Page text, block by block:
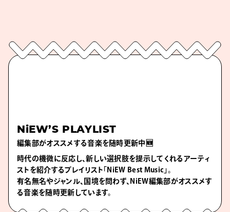
NiEW’S PLAYLIST
編集部がオススメする音楽を随時更新中🆕
時代の機微に反応し、新しい選択肢を提示してくれるアーティ
ストを紹介するプレイリスト「NiEW Best Music」。
有名無名やジャンル、国境を問わず、NiEW編集部がオススメす
る音楽を随時更新しています。